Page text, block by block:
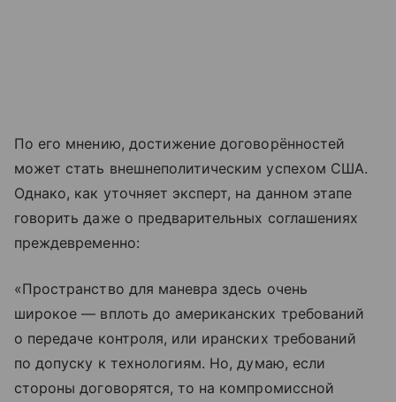
По его мнению, достижение договорённостей
может стать внешнеполитическим успехом США.
Однако, как уточняет эксперт, на данном этапе
говорить даже о предварительных соглашениях
преждевременно:
«Пространство для маневра здесь очень
широкое — вплоть до американских требований
о передаче контроля, или иранских требований
по допуску к технологиям. Но, думаю, если
стороны договорятся, то на компромиссной